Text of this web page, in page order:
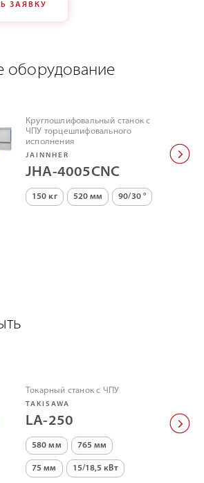
ЗАЯВКУ
оборудование
Круглошлифовальный станок с
ЧПУ торцешлифовального
исполнения
JAINNHER
JHA-4005CNC
150 кг 520 мм 90/30 °
Токарный станок с ЧПУ
TAKISAWA
LA-250
580 мм 765 мм
75 мм 15/18,5 кВт